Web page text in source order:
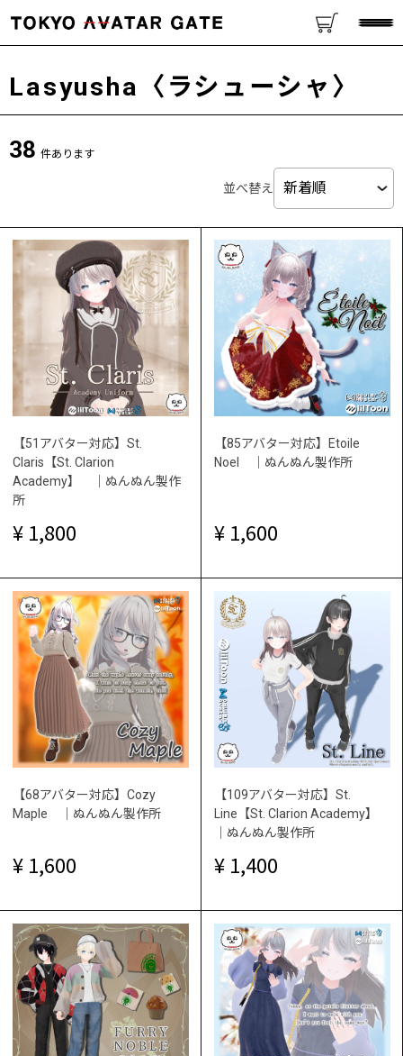
Lasyusha〈ラシューシャ〉
38 件あります
並べ替え
【51アバター対応】St.
Claris【St. Clarion
Academy】 ｜ぬんぬん製作
所
1,800
【85アバター対応】Etoile
Noel ｜ぬんぬん製作所
1,600
【68アバター対応】Cozy
Maple ｜ぬんぬん製作所
1,600
【109アバター対応】St.
Line【St. Clarion Academy】
｜ぬんぬん製作所
1,400